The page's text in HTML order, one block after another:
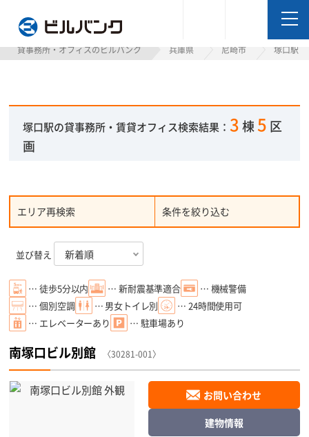
貸事務所・オフィスのビルバンク 兵庫県 尼崎市 塚口駅
塚口駅の貸事務所・賃貸オフィス検索結果：3棟5 区
画
エリア再検索 条件を絞り込む
並び替え
… 徒歩5分以内 … 新耐震基準適合
… 機械警備
… 個別空調
… 男女トイレ別
… 24時間使用可
… エレベーターあり
… 駐車場あり
南塚口ビル別館 〈30281-001〉
お問い合わせ
建物情報